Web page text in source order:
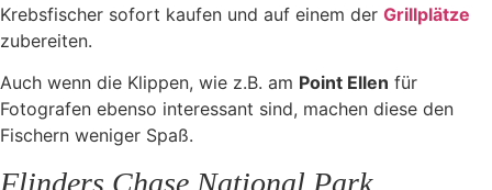
Krebsfischer sofort kaufen und auf einem der Grillplätze
zubereiten.
Auch wenn die Klippen, wie z.B. am Point Ellen für
Fotografen ebenso interessant sind, machen diese den
Fischern weniger Spaß.
Flinders Chase National Park